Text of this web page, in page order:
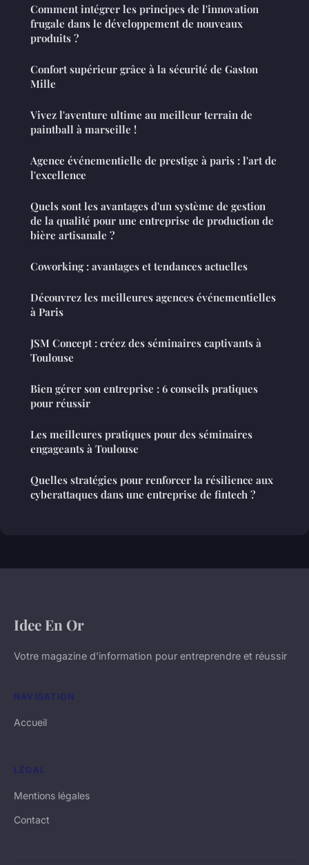
Comment intégrer les principes de l'innovation
frugale dans le développement de nouveaux
produits ?
Confort supérieur grâce à la sécurité de Gaston
Mille
Vivez l'aventure ultime au meilleur terrain de
paintball à marseille !
Agence événementielle de prestige à paris : l'art de
l'excellence
Quels sont les avantages d'un système de gestion
de la qualité pour une entreprise de production de
bière artisanale ?
Coworking : avantages et tendances actuelles
Découvrez les meilleures agences événementielles
à Paris
JSM Concept : créez des séminaires captivants à
Toulouse
Bien gérer son entreprise : 6 conseils pratiques
pour réussir
Les meilleures pratiques pour des séminaires
engageants à Toulouse
Quelles stratégies pour renforcer la résilience aux
cyberattaques dans une entreprise de fintech ?
Idee En Or
Votre magazine d'information pour entreprendre et réussir
NAVIGATION
Accueil
LÉGAL
Mentions légales
Contact